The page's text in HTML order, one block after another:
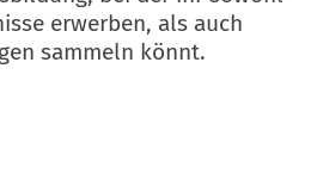
erwerben, als auch
sammeln könnt.